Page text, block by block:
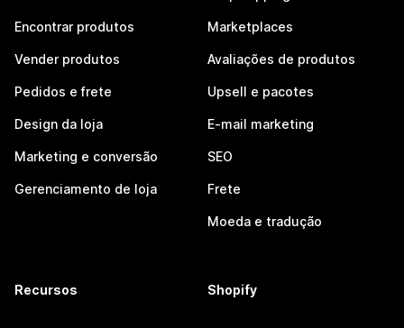
Encontrar produtos
Vender produtos
Pedidos e frete
Design da loja
Marketing e conversão
Gerenciamento de loja
Marketplaces
Avaliações de produtos
Upsell e pacotes
E-mail marketing
SEO
Frete
Moeda e tradução
Recursos Shopify